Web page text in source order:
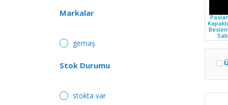
Markalar
gemaş
Stok Durumu
stokta var